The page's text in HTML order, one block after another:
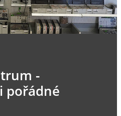
-
pořádné